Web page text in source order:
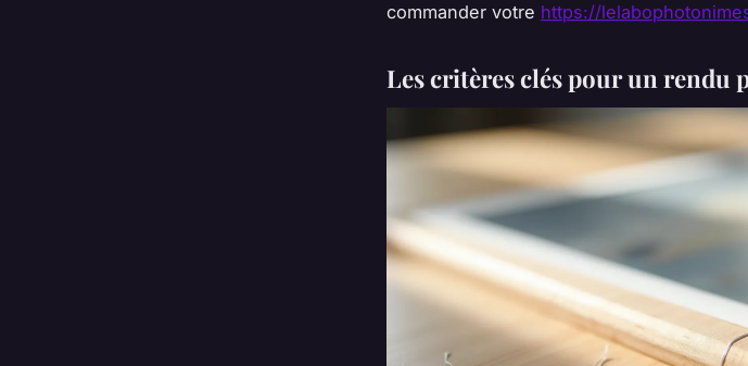
commander votre https://
Les critères clés pour un rendu